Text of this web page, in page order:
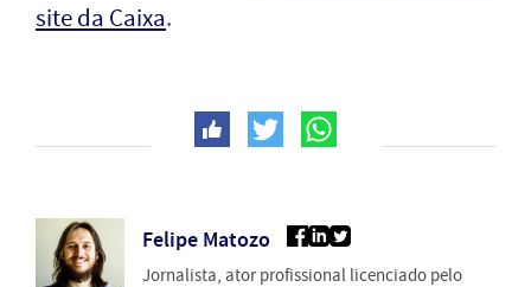
site da Caixa.
Felipe Matozo
Jornalista, ator profissional licenciado pelo